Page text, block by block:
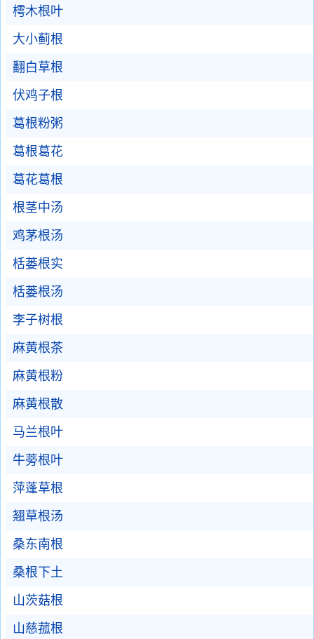
樗木根叶
大小蓟根
翻白草根
伏鸡子根
葛根粉粥
葛根葛花
葛花葛根
根茎中汤
鸡茅根汤
栝蒌根实
栝蒌根汤
李子树根
麻黄根茶
麻黄根粉
麻黄根散
马兰根叶
牛蒡根叶
萍蓬草根
翘草根汤
桑东南根
桑根下土
山茨菇根
山慈菰根